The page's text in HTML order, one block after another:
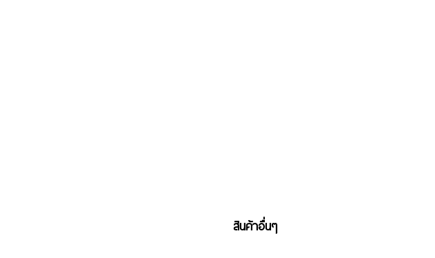
สินค้าอื่นๆ